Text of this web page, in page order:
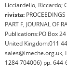
Licciardello, Riccardo;
rivista:
PART F, JOURNAL OF
Publications:PO Box
United Kingdom:011
sales@imeche.org.uk,
1284 704006) pp.